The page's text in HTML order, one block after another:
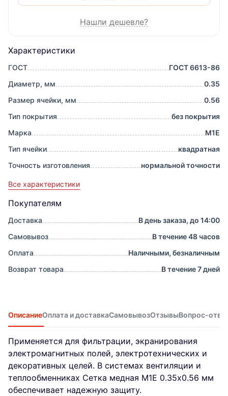
Характеристики
ГОСТ
ГОСТ 6613-86
Диаметр, мм
0.35
Размер ячейки, мм
0.56
Тип покрытия
без покрытия
Марка
М1Е
Тип ячейки
квадратная
Точность изготовления
нормальной точности
Все характеристики
Покупателям
Доставка
В день заказа, до 14:00
Самовывоз
В течение 48 часов
Оплата
Наличными, безналичным
Возврат товара
В течение 7 дней
Нашли дешевле?
ОписаниеОплата и доставкаСамовывозОтзывыВопрос-
Применяется для фильтрации, экранирования
электромагнитных полей, электротехнических и
декоративных целей. В системах вентиляции и
теплообменниках Сетка медная М1Е 0.35х0.56 мм
обеспечивает надежную защиту.